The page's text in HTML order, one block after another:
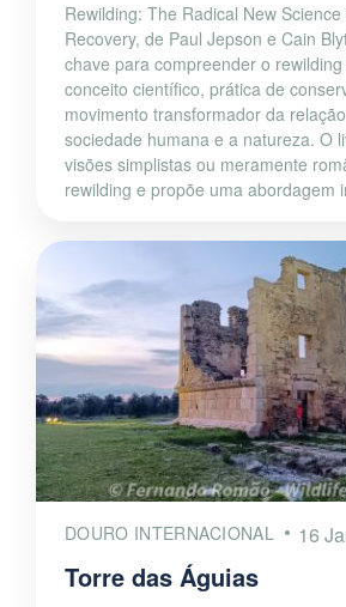
Rewilding: The Radical New
Recovery, de Paul Jepson e Cain
chave para compreender o
conceito científico, prática de
movimento transformador da
sociedade humana e a natureza. O
visões simplistas ou meramente
rewilding e propõe uma abordagem
DOURO INTERNACIONAL 16
Torre das Águias